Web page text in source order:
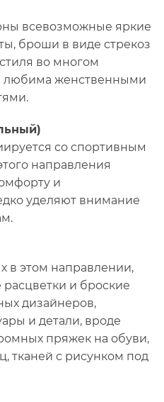
всевозможные яркие
броши в виде стрекоз
во многом
любима женственными
со спортивным
направления
и
уделяют внимание
в этом направлении,
расцветки и броские
дизайнеров,
и детали, вроде
пряжек на обуви,
тканей с рисунком под